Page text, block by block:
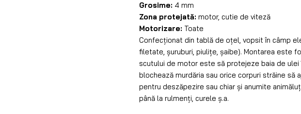
Grosime: 4 mm
Zona protejată: motor, cutie de viteză
Motorizare: Toate
Confecționat din tablă de oțel, vopsit în câmp
filetate, șuruburi, piulițe, șaibe). Montarea este
scutului de motor este să protejeze baia de ulei
blochează murdăria sau orice corpuri străine să
pentru deszăpezire sau chiar și anumite
până la rulmenți, curele ș.a.